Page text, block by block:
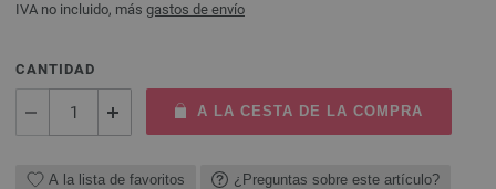
IVA no incluido, más gastos de envío
CANTIDAD
A LA CESTA DE LA COMPRA
A la lista de favoritos ¿Preguntas sobre este artículo?